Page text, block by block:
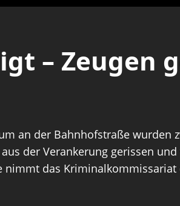
– Zeugen
an der Bahnhofstraße wurden
der Verankerung gerissen
das